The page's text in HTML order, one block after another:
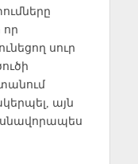
սուր
այն